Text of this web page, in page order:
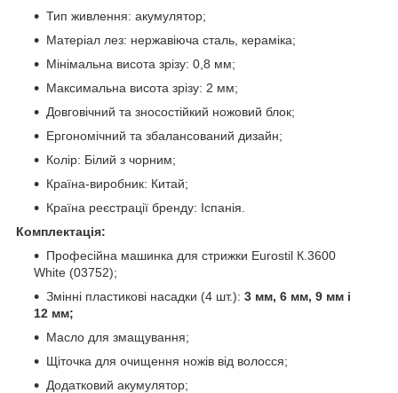
Тип живлення: акумулятор;
Матеріал лез: нержавіюча сталь, кераміка;
Мінімальна висота зрізу: 0,8 мм;
Максимальна висота зрізу: 2 мм;
Довговічний та зносостійкий ножовий блок;
Ергономічний та збалансований дизайн;
Колір: Білий з чорним;
Країна-виробник: Китай;
Країна реєстрації бренду: Іспанія.
Комплектація:
Професійна машинка для стрижки Eurostil К.3600
White (03752);
Змінні пластикові насадки (4 шт.): 3 мм, 6 мм, 9 мм і
12 мм;
Масло для змащування;
Щіточка для очищення ножів від волосся;
Додатковий акумулятор;